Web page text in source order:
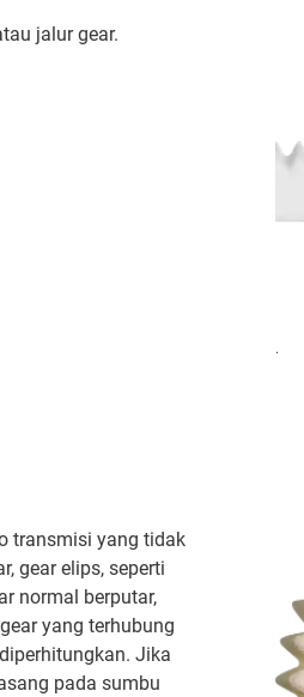
.
jalur gear.
transmisi yang tidak
gear elips, seperti
normal berputar,
yang terhubung
Jika
pada sumbu